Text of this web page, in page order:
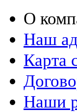
О
Наш
Карта
Наши